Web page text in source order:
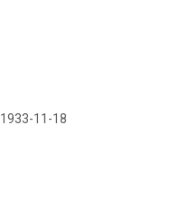
11-18